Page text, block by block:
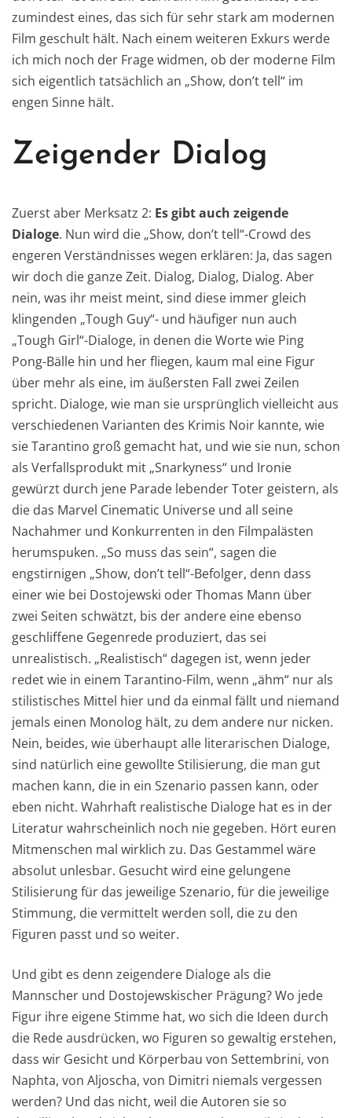
zumindest eines, das sich für sehr stark am modernen
Film geschult hält. Nach einem weiteren Exkurs werde
ich mich noch der Frage widmen, ob der moderne Film
sich eigentlich tatsächlich an „Show, don’t tell“ im
engen Sinne hält.
Zeigender Dialog
Zuerst aber Merksatz 2: Es gibt auch zeigende
Dialoge. Nun wird die „Show, don’t tell“-Crowd des
engeren Verständnisses wegen erklären: Ja, das sagen
wir doch die ganze Zeit. Dialog, Dialog, Dialog. Aber
nein, was ihr meist meint, sind diese immer gleich
klingenden „Tough Guy“- und häufiger nun auch
„Tough Girl“-Dialoge, in denen die Worte wie Ping
Pong-Bälle hin und her fliegen, kaum mal eine Figur
über mehr als eine, im äußersten Fall zwei Zeilen
spricht. Dialoge, wie man sie ursprünglich vielleicht aus
verschiedenen Varianten des Krimis Noir kannte, wie
sie Tarantino groß gemacht hat, und wie sie nun, schon
als Verfallsprodukt mit „Snarkyness“ und Ironie
gewürzt durch jene Parade lebender Toter geistern, als
die das Marvel Cinematic Universe und all seine
Nachahmer und Konkurrenten in den Filmpalästen
herumspuken. „So muss das sein“, sagen die
engstirnigen „Show, don’t tell“-Befolger, denn dass
einer wie bei Dostojewski oder Thomas Mann über
zwei Seiten schwätzt, bis der andere eine ebenso
geschliffene Gegenrede produziert, das sei
unrealistisch. „Realistisch“ dagegen ist, wenn jeder
redet wie in einem Tarantino-Film, wenn „ähm“ nur als
stilistisches Mittel hier und da einmal fällt und niemand
jemals einen Monolog hält, zu dem andere nur nicken.
Nein, beides, wie überhaupt alle literarischen Dialoge,
sind natürlich eine gewollte Stilisierung, die man gut
machen kann, die in ein Szenario passen kann, oder
eben nicht. Wahrhaft realistische Dialoge hat es in der
Literatur wahrscheinlich noch nie gegeben. Hört euren
Mitmenschen mal wirklich zu. Das Gestammel wäre
absolut unlesbar. Gesucht wird eine gelungene
Stilisierung für das jeweilige Szenario, für die jeweilige
Stimmung, die vermittelt werden soll, die zu den
Figuren passt und so weiter.
Und gibt es denn zeigendere Dialoge als die
Mannscher und Dostojewskischer Prägung? Wo jede
Figur ihre eigene Stimme hat, wo sich die Ideen durch
die Rede ausdrücken, wo Figuren so gewaltig erstehen,
dass wir Gesicht und Körperbau von Settembrini, von
Naphta, von Aljoscha, von Dimitri niemals vergessen
werden? Und das nicht, weil die Autoren sie so